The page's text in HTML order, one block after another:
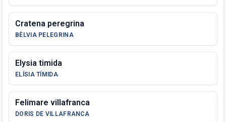
Cratena peregrina
BÈLVIA PELEGRINA
Elysia timida
ELÍSIA TÍMIDA
Felimare villafranca
DORIS DE VILLAFRANCA